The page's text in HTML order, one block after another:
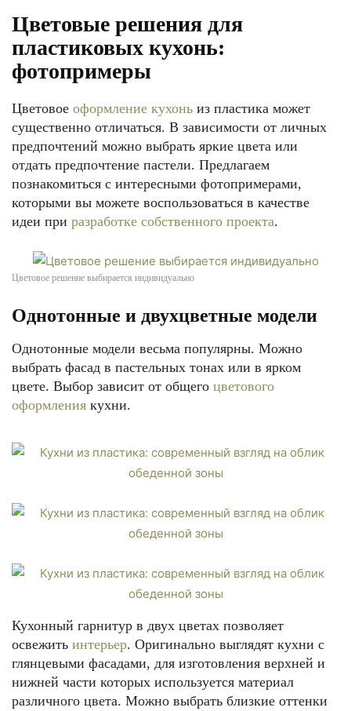
Цветовые решения для
пластиковых кухонь:
фотопримеры
Цветовое оформление кухонь из пластика может
существенно отличаться. В зависимости от личных
предпочтений можно выбрать яркие цвета или
отдать предпочтение пастели. Предлагаем
познакомиться с интересными фотопримерами,
которыми вы можете воспользоваться в качестве
идеи при разработке собственного проекта.
Цветовое решение выбирается индивидуально
Однотонные и двухцветные модели
Однотонные модели весьма популярны. Можно
выбрать фасад в пастельных тонах или в ярком
цвете. Выбор зависит от общего цветового
оформления кухни.
Кухонный гарнитур в двух цветах позволяет
освежить интерьер. Оригинально выглядят кухни с
глянцевыми фасадами, для изготовления верхней и
нижней части которых используется материал
различного цвета. Можно выбрать близкие оттенки